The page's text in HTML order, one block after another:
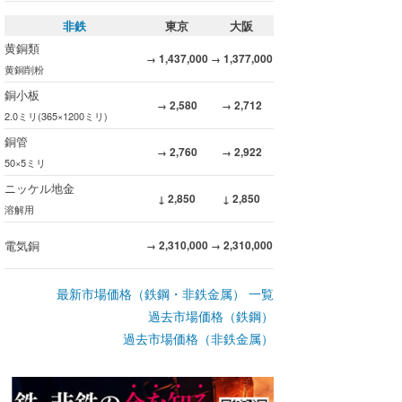
非鉄 東京
大阪
黄銅類
黄銅削粉
→ 1,437,000 → 1,377,000
銅小板
2.0ミリ(365×1200ミリ)
→ 2,580 → 2,712
銅管
50×5ミリ
→ 2,760 → 2,922
ニッケル地金
溶解用
↓ 2,850 ↓ 2,850
電気銅 → 2,310,000 → 2,310,000
最新市場価格（鉄鋼・非鉄金属） 一覧
過去市場価格（鉄鋼）
過去市場価格（非鉄金属）